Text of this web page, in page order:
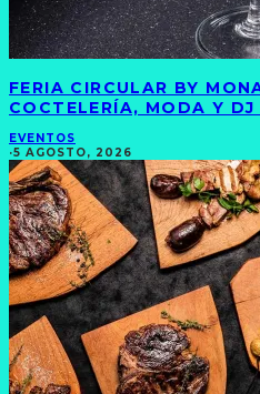
FERIA CIRCULAR BY
COCTELERÍA, MODA Y
EVENTOS
·5 AGOSTO, 2026